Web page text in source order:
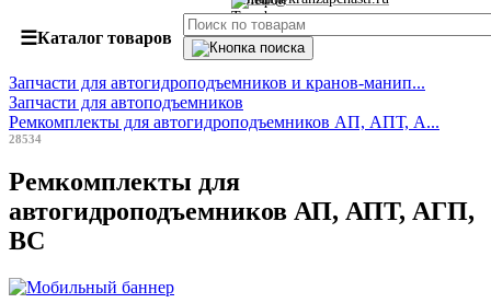
☰Каталог товаров
Запчасти для автогидроподъемников и кранов-манип...
Запчасти для автоподъемников
Ремкомплекты для автогидроподъемников АП, АПТ, А...
28534
Ремкомплекты для
автогидроподъемников АП, АПТ, АГП,
ВС